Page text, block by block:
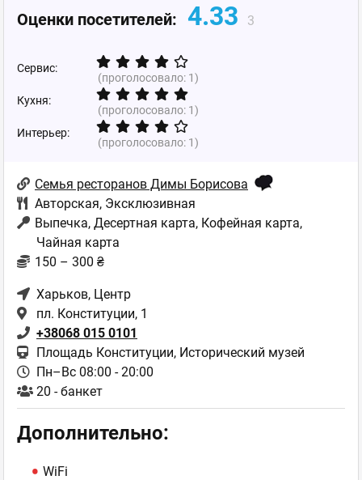
Оценки посетителей: 4.33 3
Сервис:
(проголосовало: 1)
Кухня:
(проголосовало: 1)
Интерьер:
(проголосовало: 1)
Семья ресторанов Димы Борисова
Авторская, Эксклюзивная
Выпечка, Десертная карта, Кофейная карта,
Чайная карта
150 – 300 ₴
Харьков, Центр
пл. Конституции, 1
+38068 015 0101
Площадь Конституции, Исторический музей
Пн–Вс 08:00 - 20:00
20 - банкет
Дополнительно:
WiFi